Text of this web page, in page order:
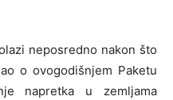
neposredno nakon što
o ovogodišnjem Paketu
napretka u zemljama